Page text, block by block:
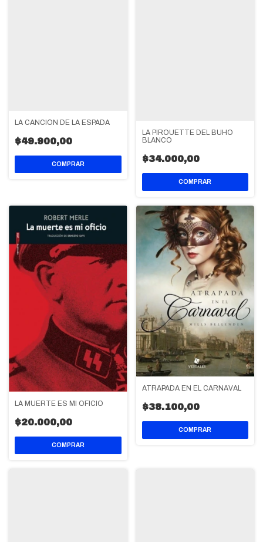
LA CANCIÓN DE LA ESPADA
$49.900,00
LA PIROUETTE DEL BUHO
BLANCO
$34.000,00
LA MUERTE ES MI OFICIO
$20.000,00
ATRAPADA EN EL CARNAVAL
$38.100,00